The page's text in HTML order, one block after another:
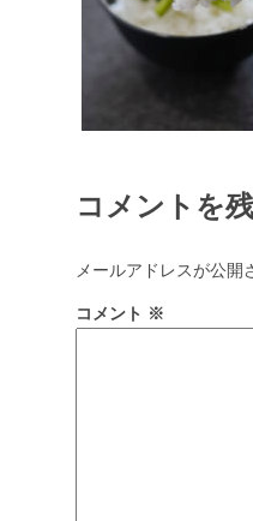
コメントを
メールアドレスが公開
コメント ※